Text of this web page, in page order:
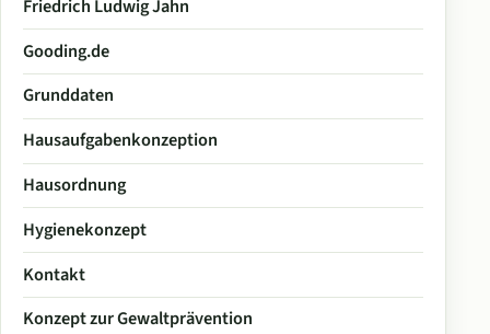
Friedrich Ludwig Jahn
Gooding.de
Grunddaten
Hausaufgabenkonzeption
Hausordnung
Hygienekonzept
Kontakt
Konzept zur Gewaltprävention